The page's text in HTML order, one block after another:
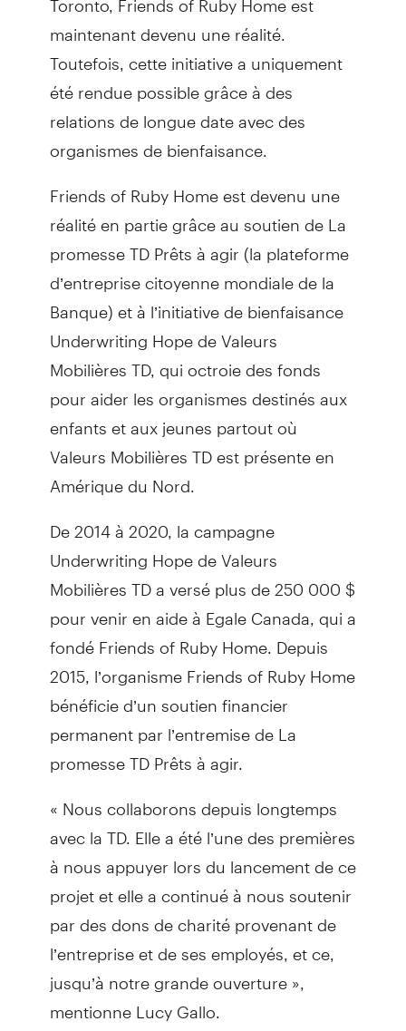
maintenant devenu une réalité.
Toutefois, cette initiative a uniquement
été rendue possible grâce à des
relations de longue date avec des
organismes de bienfaisance.
Friends of Ruby Home est devenu une
réalité en partie grâce au soutien de La
promesse TD Prêts à agir (la plateforme
d’entreprise citoyenne mondiale de la
Banque) et à l’initiative de bienfaisance
Underwriting Hope de Valeurs
Mobilières TD, qui octroie des fonds
pour aider les organismes destinés aux
enfants et aux jeunes partout où
Valeurs Mobilières TD est présente en
Amérique du Nord.
De 2014 à 2020, la campagne
Underwriting Hope de Valeurs
Mobilières TD a versé plus de 250 000 $
pour venir en aide à Egale Canada, qui a
fondé Friends of Ruby Home. Depuis
2015, l’organisme Friends of Ruby Home
bénéficie d’un soutien financier
permanent par l’entremise de La
promesse TD Prêts à agir.
« Nous collaborons depuis longtemps
avec la TD. Elle a été l’une des premières
à nous appuyer lors du lancement de ce
projet et elle a continué à nous soutenir
par des dons de charité provenant de
l’entreprise et de ses employés, et ce,
jusqu’à notre grande ouverture »,
mentionne Lucy Gallo.